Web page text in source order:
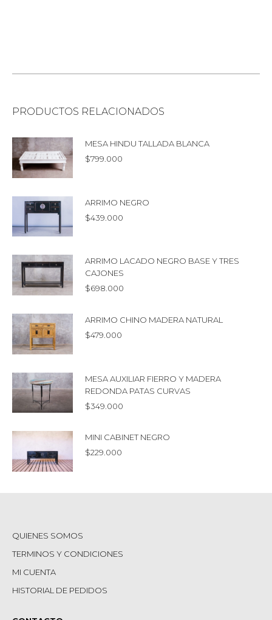
PRODUCTOS RELACIONADOS
MESA HINDU TALLADA BLANCA
$799.000
ARRIMO NEGRO
$439.000
ARRIMO LACADO NEGRO BASE Y TRES
CAJONES
$698.000
ARRIMO CHINO MADERA NATURAL
$479.000
MESA AUXILIAR FIERRO Y MADERA
REDONDA PATAS CURVAS
$349.000
MINI CABINET NEGRO
$229.000
QUIENES SOMOS
TERMINOS Y CONDICIONES
MI CUENTA
HISTORIAL DE PEDIDOS